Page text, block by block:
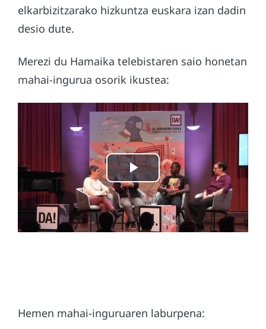
elkarbizitzarako hizkuntza euskara izan dadin
desio dute.
Merezi du Hamaika telebistaren saio honetan
mahai-ingurua osorik ikustea:
Hemen mahai-inguruaren laburpena: